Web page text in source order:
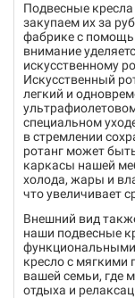
Подвесные
закупаем их за
фабрике с
внимание
искусственному
Искусственный
легкий и
специальном
в стремлении
ротанг может
каркасы нашей
холода, жары и
что увеличивает
Внешний вид
наши подвесные
кресло с
вашей семьи, где
отдыха и